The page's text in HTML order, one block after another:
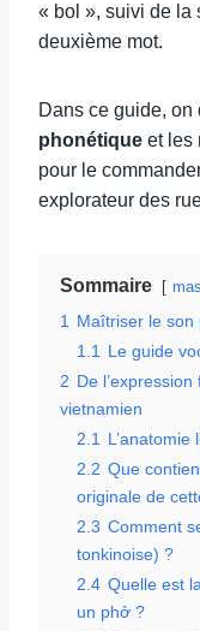
« bol », suivi de la
deuxième mot.
Dans ce guide,
phonétique et les
pour le
explorateur des
Sommaire
1
Maîtriser le son
1.1
Le guide
2 De
vietnamien
2.1
L’anatomie
2.2 Que
originale de
2.3 Comment
tonkinoise) ?
2.4 Quelle est
un phở ?